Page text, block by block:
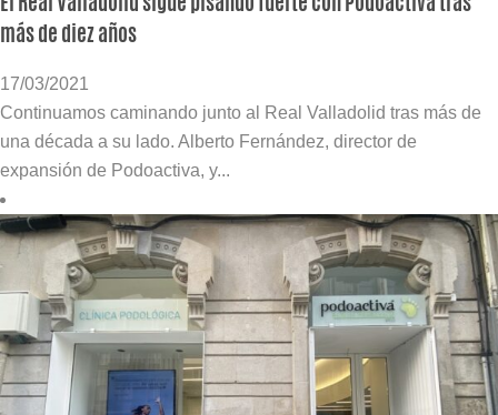
más de diez años
17/03/2021
Continuamos caminando junto al Real Valladolid tras más de
una década a su lado. Alberto Fernández, director de
expansión de Podoactiva, y...